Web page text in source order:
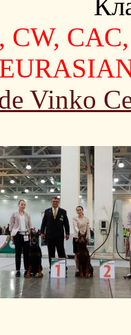
CW,
Vinko